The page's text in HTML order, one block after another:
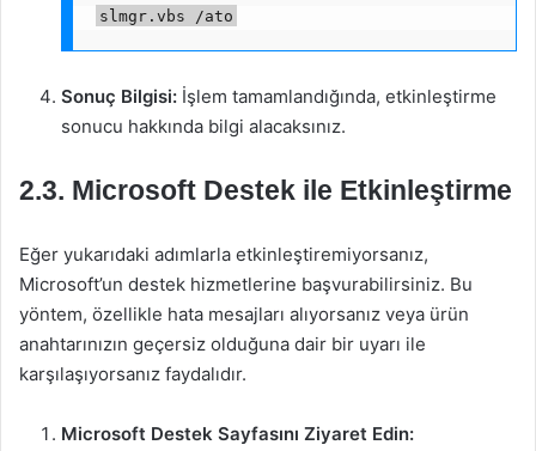
slmgr.vbs /ato
Sonuç Bilgisi: İşlem tamamlandığında, etkinleştirme
sonucu hakkında bilgi alacaksınız.
2.3. Microsoft Destek ile Etkinleştirme
Eğer yukarıdaki adımlarla etkinleştiremiyorsanız,
Microsoft’un destek hizmetlerine başvurabilirsiniz. Bu
yöntem, özellikle hata mesajları alıyorsanız veya ürün
anahtarınızın geçersiz olduğuna dair bir uyarı ile
karşılaşıyorsanız faydalıdır.
Microsoft Destek Sayfasını Ziyaret Edin: